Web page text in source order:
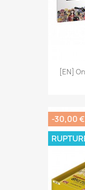
[EN]
-30,00 €